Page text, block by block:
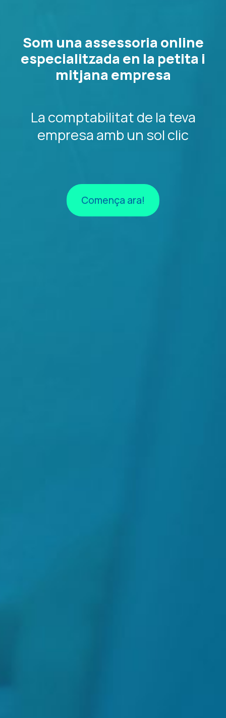
Som una assessoria online
especialitzada en la petita i
mitjana empresa
La comptabilitat de la teva
empresa amb un sol clic
Comença ara!